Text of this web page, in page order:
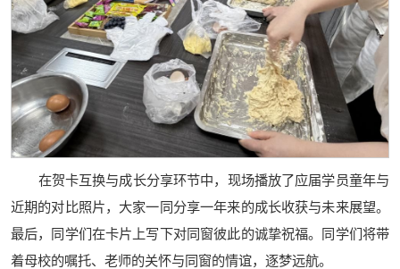
在贺卡互换与成长分享环节中，现场播放了应届学员童年与
近期的对比照片，大家一同分享一年来的成长收获与未来展望。
最后，同学们在卡片上写下对同窗彼此的诚挚祝福。同学们将带
着母校的嘱托、老师的关怀与同窗的情谊，逐梦远航。